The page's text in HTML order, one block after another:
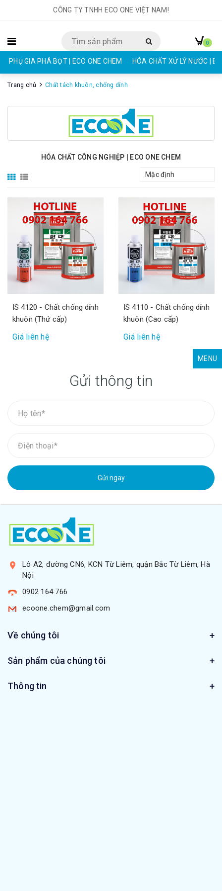
CÔNG TY TNHH ECO ONE VIỆT NAM!
PHỤ GIA PHÁ BỌT | ECO ONE CHEM HÓA CHẤT XỬ LÝ NƯỚC |
0
Trang chủ Chất tách khuôn, chống dính
HÓA CHẤT CÔNG NGHIỆP | ECO ONE CHEM
Mặc định
IS 4120 - Chất chống dính
khuôn (Thứ cấp)
Giá liên hệ
IS 4110 - Chất chống dính
khuôn (Cao cấp)
Giá liên hệ
MENU
Gửi thông tin
Gửi ngay
Lô A2, đường CN6, KCN Từ Liêm, quận Bắc Từ Liêm, Hà
Nội
0902 164 766
ecoone.chem@gmail.com
Về chúng tôi
Sản phẩm của chúng tôi
Thông tin